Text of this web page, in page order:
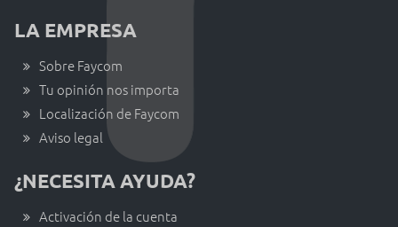
LA EMPRESA
Sobre Faycom
Tu opinión nos importa
Localización de Faycom
Aviso legal
¿NECESITA AYUDA?
Activación de la cuenta